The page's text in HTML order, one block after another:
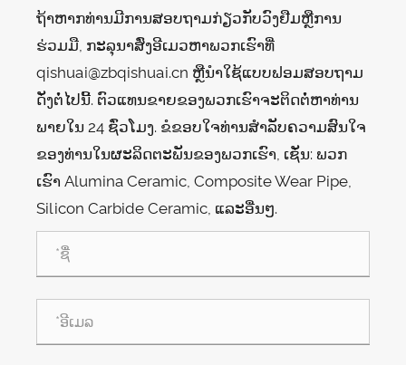
ຖ້າ​ຫາກ​ທ່ານ​ມີ​ການ​ສອບ​ຖາມ​ກ່ຽວ​ກັບ​ວົງ​ຢືມ​ຫຼື​ການ​
ຮ່ວມ​ມື​, ກະ​ລຸ​ນາ​ສົ່ງ​ອີ​ເມວ​ຫາ​ພວກ​ເຮົາ​ທີ່
qishuai@zbqishuai.cn ຫຼື​ນໍາ​ໃຊ້​ແບບ​ຟອມ​ສອບ​ຖາມ​
ດັ່ງ​ຕໍ່​ໄປ​ນີ້​. ຕົວແທນຂາຍຂອງພວກເຮົາຈະຕິດຕໍ່ຫາທ່ານ
ພາຍໃນ 24 ຊົ່ວໂມງ. ຂໍຂອບໃຈທ່ານສໍາລັບຄວາມສົນໃຈ
ຂອງທ່ານໃນຜະລິດຕະພັນຂອງພວກເຮົາ, ເຊັ່ນ: ພວກ
ເຮົາ Alumina Ceramic, Composite Wear Pipe,
Silicon Carbide Ceramic, ແລະອື່ນໆ.